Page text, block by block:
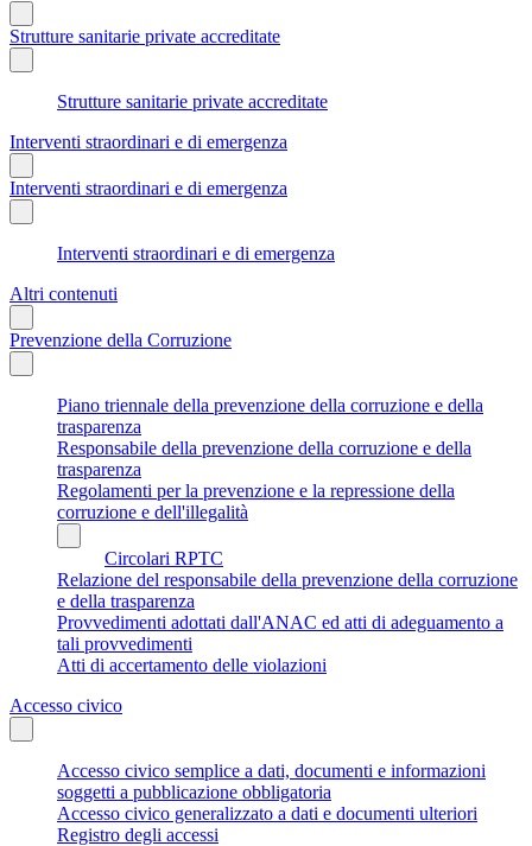
Strutture sanitarie private accreditate
Strutture sanitarie private accreditate
Interventi straordinari e di emergenza
Interventi straordinari e di emergenza
Interventi straordinari e di emergenza
Altri contenuti
Prevenzione della Corruzione
Piano triennale della prevenzione della corruzione e della
trasparenza
Responsabile della prevenzione della corruzione e della
trasparenza
Regolamenti per la prevenzione e la repressione della
corruzione e dell'illegalità
Circolari RPTC
Relazione del responsabile della prevenzione della corruzione
e della trasparenza
Provvedimenti adottati dall'ANAC ed atti di adeguamento a
tali provvedimenti
Atti di accertamento delle violazioni
Accesso civico
Accesso civico semplice a dati, documenti e informazioni
soggetti a pubblicazione obbligatoria
Accesso civico generalizzato a dati e documenti ulteriori
Registro degli accessi